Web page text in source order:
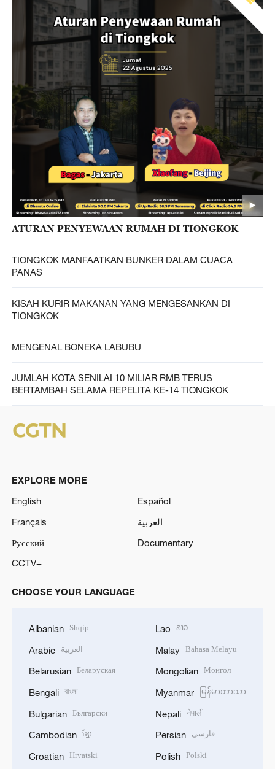
ATURAN PENYEWAAN RUMAH DI TIONGKOK
TIONGKOK MANFAATKAN BUNKER DALAM CUACA
PANAS
KISAH KURIR MAKANAN YANG MENGESANKAN DI
TIONGKOK
MENGENAL BONEKA LABUBU
JUMLAH KOTA SENILAI 10 MILIAR RMB TERUS
BERTAMBAH SELAMA REPELITA KE-14 TIONGKOK
EXPLORE MORE
English
Español
Français
العربية
Русский
Documentary
CCTV+
CHOOSE YOUR LANGUAGE
Albanian Shqip
Arabic العربية
Belarusian Беларуская
Bengali বাংলা
Bulgarian Български
Cambodian ខ្មែរ
Croatian Hrvatski
Lao ລາວ
Malay Bahasa Melayu
Mongolian Монгол
Myanmar မြန်မာဘာသာ
Nepali नेपाली
Persian فارسی
Polish Polski